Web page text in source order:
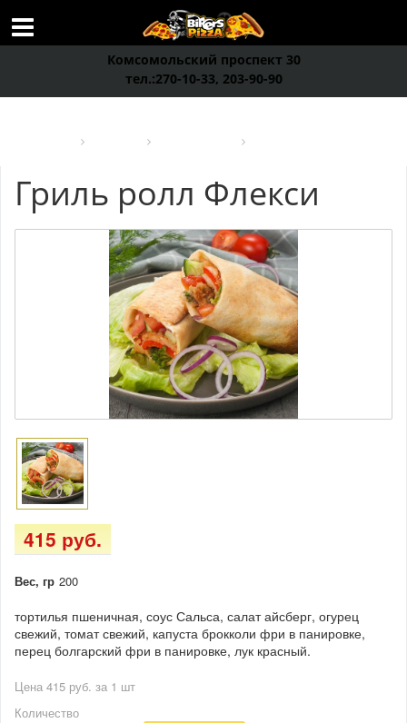
Комсомольский проспект 30
тел.:270-10-33, 203-90-90
Гриль ролл Флекси
415 руб.
Вес, гр 200
тортилья пшеничная, соус Сальса, салат айсберг, огурец
свежий, томат свежий, капуста брокколи фри в панировке,
перец болгарский фри в панировке, лук красный.
Цена 415 руб. за 1 шт
Количество